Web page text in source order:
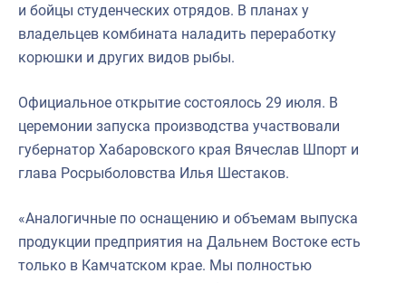
и бойцы студенческих отрядов. В планах у
владельцев комбината наладить переработку
корюшки и других видов рыбы.
Официальное открытие состоялось 29 июля. В
церемонии запуска производства участвовали
губернатор Хабаровского края Вячеслав Шпорт и
глава Росрыболовства Илья Шестаков.
«Аналогичные по оснащению и объемам выпуска
продукции предприятия на Дальнем Востоке есть
только в Камчатском крае. Мы полностью